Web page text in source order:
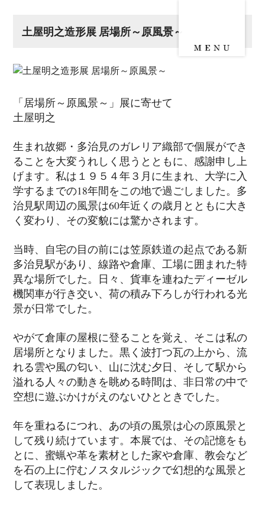
土屋明之造形展 居場所～原風景～
「居場所～原風景～」展に寄せて
土屋明之
生まれ故郷・多治見のガレリア織部で個展ができ
ることを大変うれしく思うとともに、感謝申し上
げます。私は１９５４年３月に生まれ、大学に入
学するまでの18年間をこの地で過ごしました。多
治見駅周辺の風景は60年近くの歳月とともに大き
く変わり、その変貌には驚かされます。
当時、自宅の目の前には笠原鉄道の起点である新
多治見駅があり、線路や倉庫、工場に囲まれた特
異な場所でした。日々、貨車を連ねたディーゼル
機関車が行き交い、荷の積み下ろしが行われる光
景が日常でした。
やがて倉庫の屋根に登ることを覚え、そこは私の
居場所となりました。黒く波打つ瓦の上から、流
れる雲や風の匂い、山に沈む夕日、そして駅から
溢れる人々の動きを眺める時間は、非日常の中で
空想に遊ぶかけがえのないひとときでした。
年を重ねるにつれ、あの頃の風景は心の原風景と
して残り続けています。本展では、その記憶をも
とに、蜜蝋や革を素材とした家や倉庫、教会など
を石の上に佇むノスタルジックで幻想的な風景と
して表現しました。